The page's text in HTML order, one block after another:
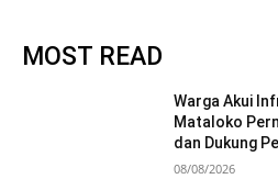
MOST READ
Warga Akui
Mataloko
dan Dukung
08/08/2026